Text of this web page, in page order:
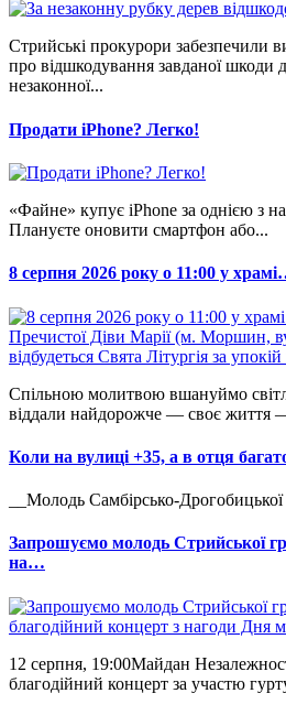
Стрийські прокурори забезпечили
про відшкодування завданої шкоди
незаконної...
Продати iPhone? Легко!
«Файне» купує iPhone за однією з
Плануєте оновити смартфон або...
8 серпня 2026 року о 11:00 у
Спільною молитвою вшануймо
віддали найдорожче — своє життя
Коли на вулиці +35, а в отця
__Молодь Самбірсько-Дрогобицької
Запрошуємо молодь Стрийської
на…
12 серпня, 19:00Майдан
благодійний концерт за участю